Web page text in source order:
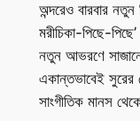
অন্দরেও বারবার
মরীচিকা-পিছে-
নতুন আভরণে
একান্তভাবেই
সাংগীতিক মানস